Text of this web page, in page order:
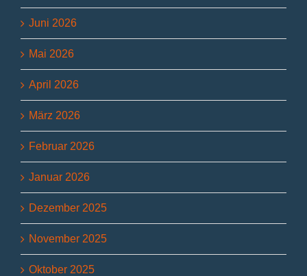
Juni 2026
Mai 2026
April 2026
März 2026
Februar 2026
Januar 2026
Dezember 2025
November 2025
Oktober 2025